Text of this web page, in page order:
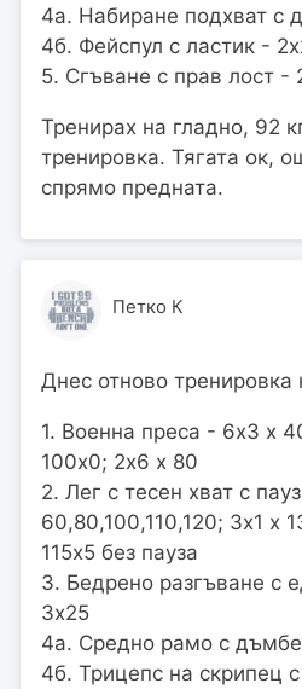
4а. Набиране подхват с
4б. Фейспул с ластик -
5. Сгъване с прав лост -
Тренирах на гладно, 92
тренировка. Тягата ок,
спрямо предната.
Петко К
Днес отново тренировка
1. Военна преса - 6х3 х
100х0; 2х6 х 80
2. Лег с тесен хват с
60,80,100,110,120; 3х1 х
115х5 без пауза
3. Бедрено разгъване с
3х25
4а. Средно рамо с
4б. Трицепс на скрипец